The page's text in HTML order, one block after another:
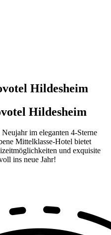
Hildesheim
Hildesheim
im eleganten 4-Sterne
Mittelklasse-Hotel bietet
und exquisite
ins neue Jahr!